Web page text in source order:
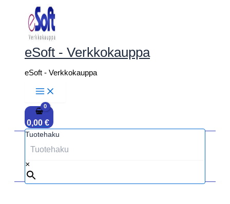
sisältöön
eSoft - Verkkokauppa
eSoft - Verkkokauppa
0,00 €
Tuotehaku
×